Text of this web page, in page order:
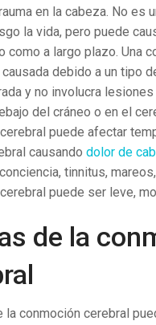
en la cabeza. No es
la vida, pero puede
como a largo plazo. Una
debido a un tipo
y no involucra
del cráneo o en el
puede afectar
causando dolor de
tinnitus,
puede ser leve,
de la
la conmoción cerebral